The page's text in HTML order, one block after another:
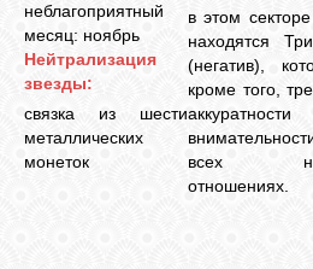
неблагоприятный
месяц: ноябрь
Нейтрализация
звезды:
связка из шести
металлических
монеток
в этом
находятся
(негатив),
кроме того,
всех
отношениях.